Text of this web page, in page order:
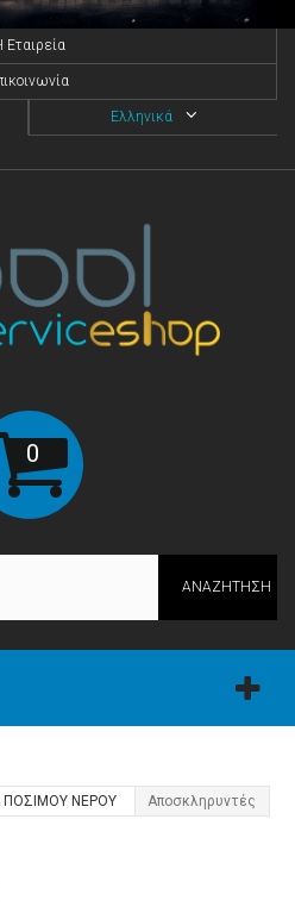
Eταιρεία
Ελληνικά
0
ΑΝΑΖΉΤΗΣΗ
ΠΟΣΙΜΟΥ ΝΕΡΟΥ Αποσκληρυντές